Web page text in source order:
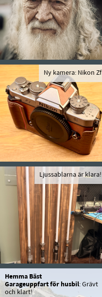
Ny kamera: Nikon Zf
Ljussablarna är klara!
Hemma Bäst
Garageuppfart för husbil: Grävt
och klart!